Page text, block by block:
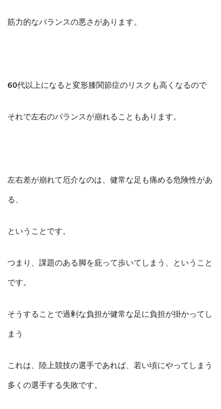
筋力的なバランスの悪さがあります。
60代以上になると変形膝関節症のリスクも高くなるので
それで左右のバランスが崩れることもあります。
左右差が崩れて厄介なのは、健常な足も痛める危険性があ
る、
ということです。
つまり、課題のある脚を庇って歩いてしまう、ということ
です。
そうすることで過剰な負担が健常な足に負担が掛かってし
まう
これは、陸上競技の選手であれば、若い頃にやってしまう
多くの選手する失敗です。